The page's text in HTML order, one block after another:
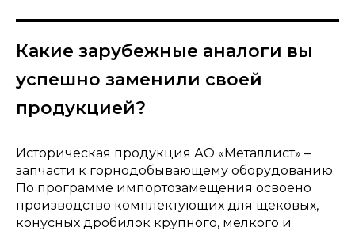
Какие зарубежные аналоги вы
успешно заменили своей
продукцией?
Историческая продукция АО «Металлист» –
запчасти к горнодобывающему оборудованию.
По программе импортозамещения освоено
производство комплектующих для щековых,
конусных дробилок крупного, мелкого и